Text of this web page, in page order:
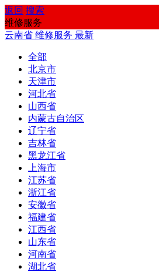
返回 搜索
维修服务
云南省 维修服务 最新
全部
北京市
天津市
河北省
山西省
内蒙古自治区
辽宁省
吉林省
黑龙江省
上海市
江苏省
浙江省
安徽省
福建省
江西省
山东省
河南省
湖北省